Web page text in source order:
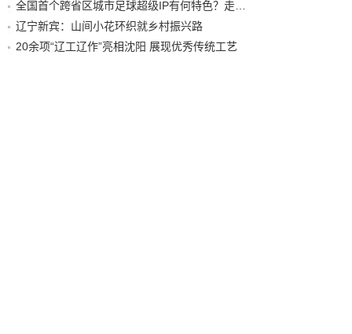
辽宁新宾：山间小花环织就乡村振兴路
20余项“辽工辽作”亮相沈阳 展现优秀传统工艺